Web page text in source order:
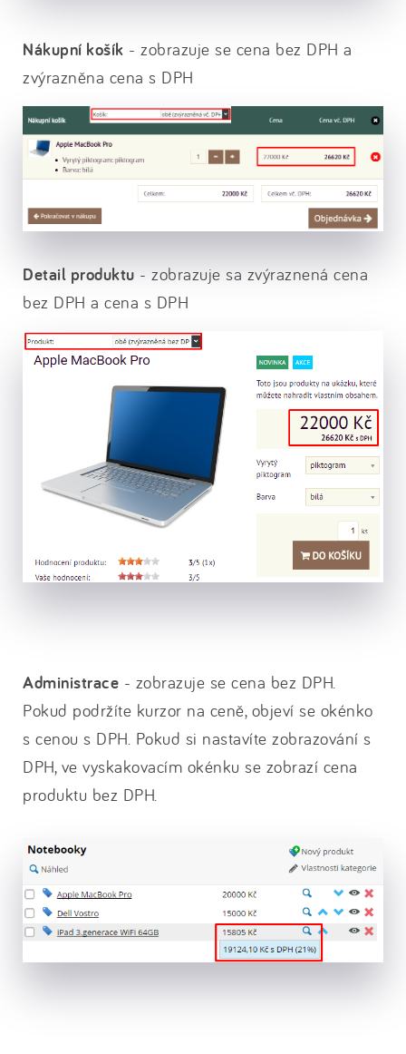
Nákupní košík - zobrazuje se cena bez DPH a
zvýrazněna cena s DPH
Detail produktu - zobrazuje sa zvýraznená cena
bez DPH a cena s DPH
Administrace - zobrazuje se cena bez DPH.
Pokud podržíte kurzor na ceně, objeví se okénko
s cenou s DPH. Pokud si nastavíte zobrazování s
DPH, ve vyskakovacím okénku se zobrazí cena
produktu bez DPH.